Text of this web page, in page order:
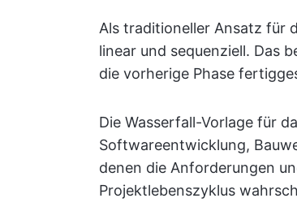
Als traditioneller Ansatz für
linear und sequenziell. Das
die vorherige Phase
Die Wasserfall-Vorlage für
Softwareentwicklung,
denen die Anforderungen
Projektlebenszyklus